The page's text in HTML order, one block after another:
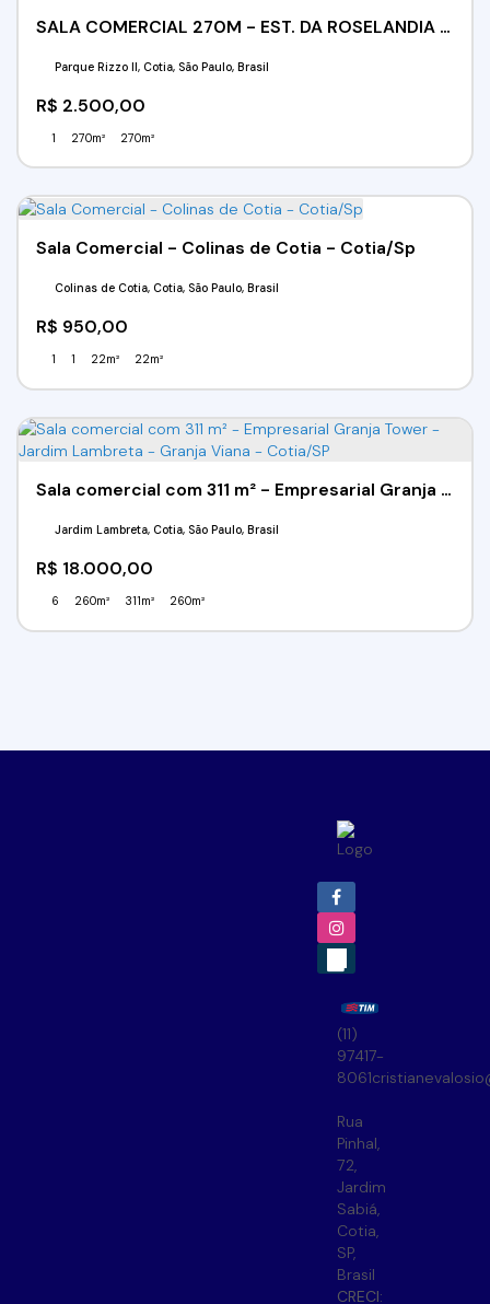
SALA COMERCIAL 270M - EST. DA ROSELANDIA - COTIA/SP
R$ 2.500,00
Parque Rizzo II, Cotia, São Paulo, Brasil
1 270m² 270m²
Sala Comercial - Colinas de Cotia - Cotia/Sp
R$ 950,00
Colinas de Cotia, Cotia, São Paulo, Brasil
1 1 22m² 22m²
Sala comercial com 311 m² - Empresarial Granja Tower - Jardim Lambreta - Granja Viana - Cotia/SP
R$ 18.000,00
Jardim Lambreta, Cotia, São Paulo, Brasil
6 260m² 311m² 260m²
(11)
97417-
8061
Rua
Pinhal,
72,
Jardim
Sabiá,
Cotia,
SP,
Brasil
CRECI: